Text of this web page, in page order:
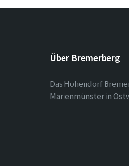
Über Bremerberg
Das Höhendorf
Marienmünster in